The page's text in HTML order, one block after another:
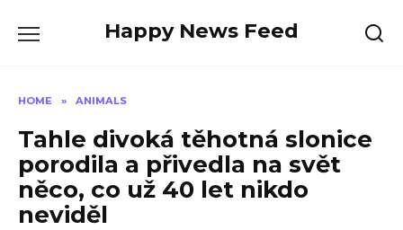
Happy News Feed
HOME » ANIMALS
Tahle divoká těhotná slonice
porodila a přivedla na svět
něco, co už 40 let nikdo
neviděl